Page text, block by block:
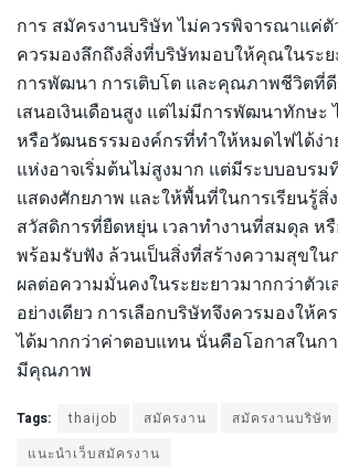
การ สมัครงานบริษัท ไม่ควรพิจารณาแค่ตั
ควรมองลึกถึงสิ่งที่บริษัทมอบให้คุณในระย
การพัฒนา การเติบโต และคุณภาพชีวิตที่
เสนอเงินเดือนสูง แต่ไม่มีการพัฒนาทักษะ
หรือวัฒนธรรมองค์กรที่ทำให้หมดไฟได้ง่
แห่งอาจเริ่มต้นไม่สูงมาก แต่มีระบบอบรม
แสดงศักยภาพ และให้พื้นที่ในการเรียนรู้สิ่
สวัสดิการที่ยืดหยุ่น เวลาทำงานที่สมดุล ห
พร้อมรับฟัง ล้วนเป็นสิ่งที่สร้างความสุขใน
ผลต่อความมั่นคงในระยะยาวมากกว่าตัวเ
อย่างเดียว การเลือกบริษัทจึงควรมองให้
ได้มากกว่าค่าตอบแทน นั่นคือโอกาสในก
มีคุณภาพ
Tags: thaijob สมัครงาน สมัครงานบริษัท
แนะนำเว็บสมัครงาน